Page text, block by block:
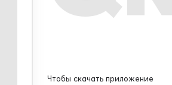
Чтобы скачать приложение